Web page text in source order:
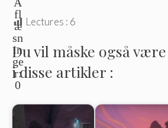
fl
æ
sn
in
ge
r:
0
Lectures : 6
Du vil måske også
i disse artikler :